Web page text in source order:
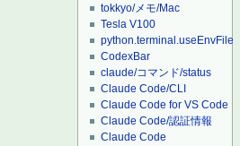
tokkyo/メモ/Mac
Tesla V100
python.terminal.useEnvFile
CodexBar
claude/コマンド/status
Claude Code/CLI
Claude Code for VS Code
Claude Code/認証情報
Claude Code